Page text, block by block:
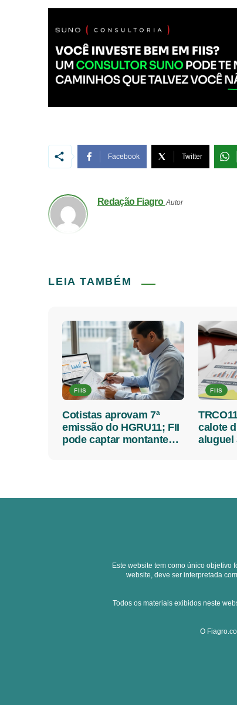
Facebook Twitter
Redação Fiagro Autor
LEIA TAMBÉM
FIIS
Cotistas aprovam 7ª
emissão do HGRU11; FII
pode captar montante
FIIS
calote
aluguel
Este website tem como único objetivo
website, deve ser interpretada
Todos os materiais exibidos neste
O